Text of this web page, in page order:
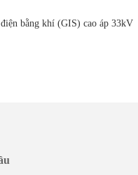
bằng khí (GIS) cao áp 33kV